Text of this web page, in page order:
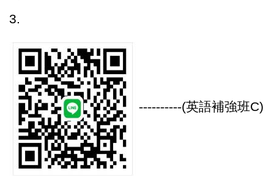
3.
----------(英語補強班C)